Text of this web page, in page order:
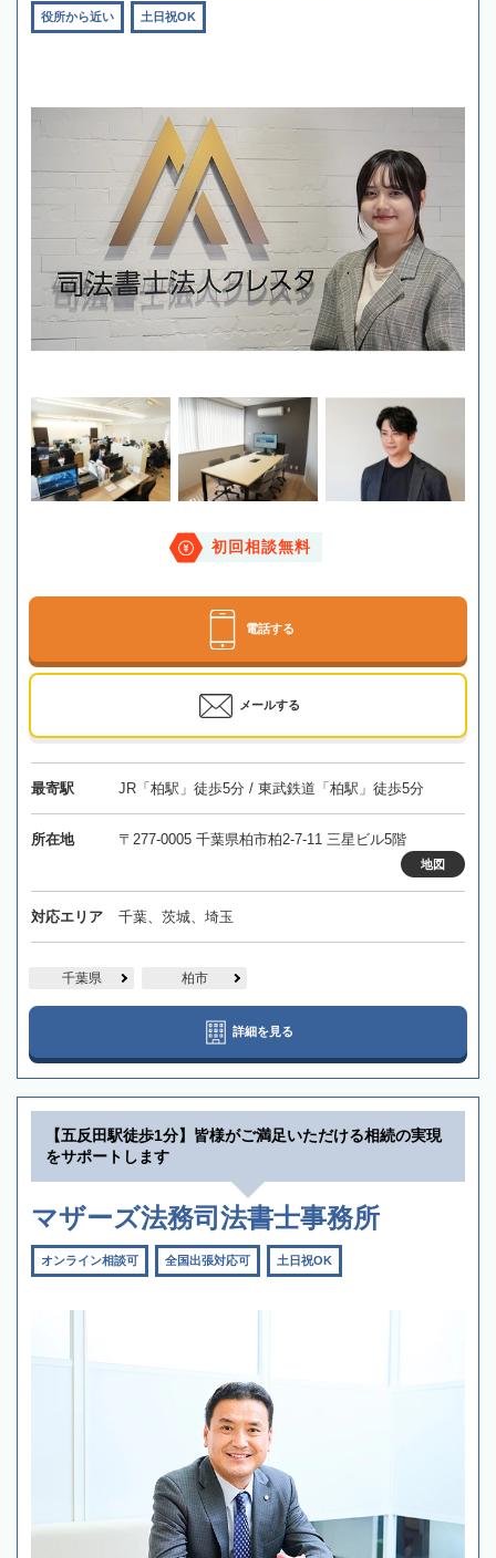
役所から近い 土日祝OK
初回相談無料
電話する
メールする
最寄駅 JR「柏駅」徒歩5分 / 東武鉄道「柏駅」徒歩5分
所在地 〒277-0005 千葉県柏市柏2-7-11 三星ビル5階
地図
対応エリア 千葉、茨城、埼玉
千葉県 柏市
詳細を見る
【五反田駅徒歩1分】皆様がご満足いただける相続の実現
をサポートします
マザーズ法務司法書士事務所
オンライン相談可 全国出張対応可 土日祝OK